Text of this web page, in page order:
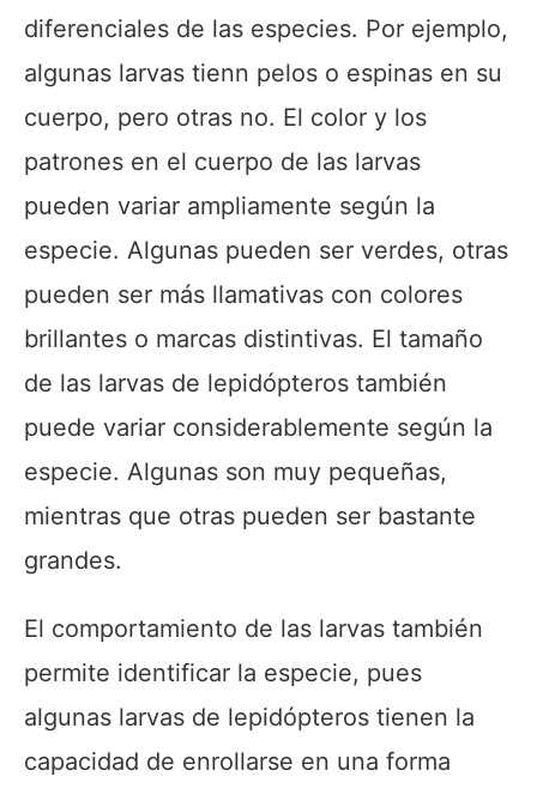
diferenciales de las especies. Por ejemplo,
algunas larvas tienn pelos o espinas en su
cuerpo, pero otras no. El color y los
patrones en el cuerpo de las larvas
pueden variar ampliamente según la
especie. Algunas pueden ser verdes, otras
pueden ser más llamativas con colores
brillantes o marcas distintivas. El tamaño
de las larvas de lepidópteros también
puede variar considerablemente según la
especie. Algunas son muy pequeñas,
mientras que otras pueden ser bastante
grandes.
El comportamiento de las larvas también
permite identificar la especie, pues
algunas larvas de lepidópteros tienen la
capacidad de enrollarse en una forma